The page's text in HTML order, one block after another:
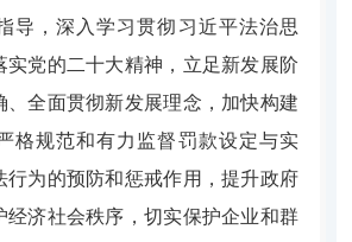
导，深入学习贯彻习近平法治思
实党的二十大精神，立足新发展阶
、全面贯彻新发展理念，加快构建
格规范和有力监督罚款设定与实
行为的预防和惩戒作用，提升政府
经济社会秩序，切实保护企业和群